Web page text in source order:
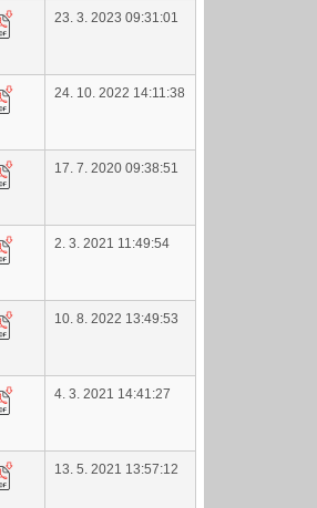
23. 3. 2023 09:31:01
24. 10. 2022 14:11:38
17. 7. 2020 09:38:51
2. 3. 2021 11:49:54
10. 8. 2022 13:49:53
4. 3. 2021 14:41:27
13. 5. 2021 13:57:12